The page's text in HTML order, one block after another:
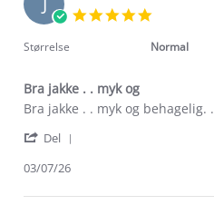
rating
Størrelse Normal
Bra jakke . . myk og
Review
Joanna
on
Jul
review
Bra
.
myk
Bra jakke . . myk og behagelig. .
Del
Joanna
03/07/26